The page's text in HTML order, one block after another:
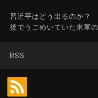
習近平はどう出るのか？
後でうごめいていた米軍
RSS